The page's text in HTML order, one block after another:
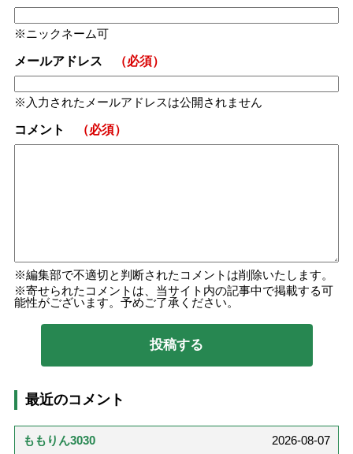
ニックネーム可
メールアドレス （必須）
入力されたメールアドレスは公開されません
コメント （必須）
編集部で不適切と判断されたコメントは削除いたします。
寄せられたコメントは、当サイト内の記事中で掲載する可
能性がございます。予めご了承ください。
最近のコメント
ももりん3030
2026-08-07